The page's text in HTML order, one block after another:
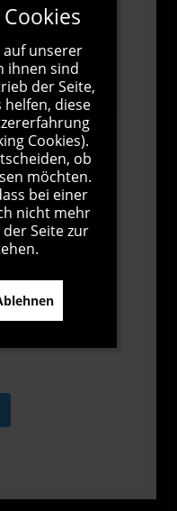
1000Zeichen übrig
diese Website
auf unserer
ihnen sind
der Seite,
diese
Cookies).
ob
möchten.
bei einer
nicht mehr
Seite zur